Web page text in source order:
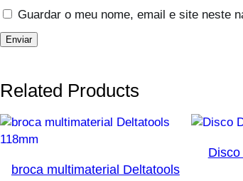
Guardar o meu nome, email e site neste
Related Products
broca multimaterial Deltatools